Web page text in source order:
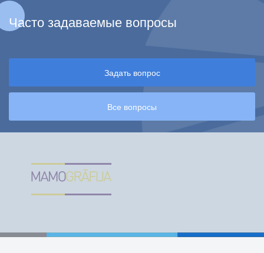
Часто задаваемые вопросы
Задать вопрос
Все вопросы